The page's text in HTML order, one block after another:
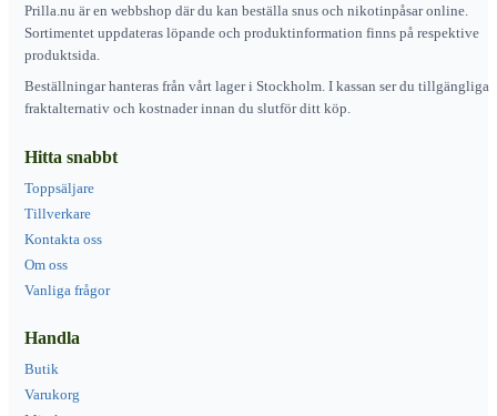
Prilla.nu är en webbshop där du kan beställa snus och nikotinpåsar online.
Sortimentet uppdateras löpande och produktinformation finns på respektive
produktsida.
Beställningar hanteras från vårt lager i Stockholm. I kassan ser du tillgängliga
fraktalternativ och kostnader innan du slutför ditt köp.
Hitta snabbt
Toppsäljare
Tillverkare
Kontakta oss
Om oss
Vanliga frågor
Handla
Butik
Varukorg